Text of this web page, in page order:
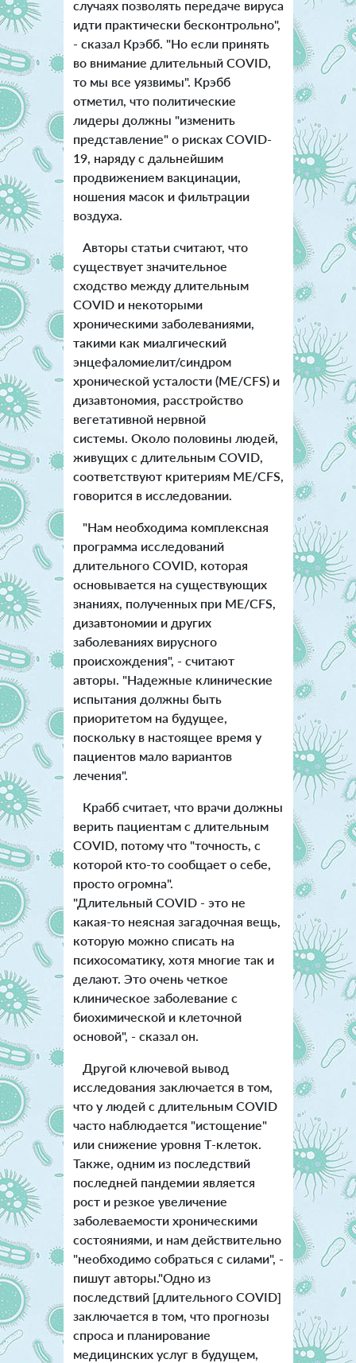
случаях позволять передаче вируса
идти практически бесконтрольно",
- сказал Крэбб. "Но если принять
во внимание длительный COVID,
то мы все уязвимы". Крэбб
отметил, что политические
лидеры должны "изменить
представление" о рисках COVID-
19, наряду с дальнейшим
продвижением вакцинации,
ношения масок и фильтрации
воздуха.
Авторы статьи считают, что
существует значительное
сходство между длительным
COVID и некоторыми
хроническими заболеваниями,
такими как миалгический
энцефаломиелит/синдром
хронической усталости (ME/CFS) и
дизавтономия, расстройство
вегетативной нервной
системы. Около половины людей,
живущих с длительным COVID,
соответствуют критериям ME/CFS,
говорится в исследовании.
"Нам необходима комплексная
программа исследований
длительного COVID, которая
основывается на существующих
знаниях, полученных при ME/CFS,
дизавтономии и других
заболеваниях вирусного
происхождения", - считают
авторы. "Надежные клинические
испытания должны быть
приоритетом на будущее,
поскольку в настоящее время у
пациентов мало вариантов
лечения".
Крабб считает, что врачи должны
верить пациентам с длительным
COVID, потому что "точность, с
которой кто-то сообщает о себе,
просто огромна".
"Длительный COVID - это не
какая-то неясная загадочная вещь,
которую можно списать на
психосоматику, хотя многие так и
делают. Это очень четкое
клиническое заболевание с
биохимической и клеточной
основой", - сказал он.
Другой ключевой вывод
исследования заключается в том,
что у людей с длительным COVID
часто наблюдается "истощение"
или снижение уровня Т-клеток.
Также, одним из последствий
последней пандемии является
рост и резкое увеличение
заболеваемости хроническими
состояниями, и нам действительно
"необходимо собраться с силами", -
пишут авторы."Одно из
последствий [длительного COVID]
заключается в том, что прогнозы
спроса и планирование
медицинских услуг в будущем,